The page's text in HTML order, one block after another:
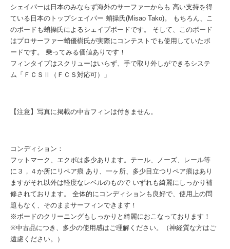
シェイパーは日本のみならず海外のサーファーからも 高い支持を得
ている日本のトップシェイパー 蛸操氏(Misao Tako)。 もちろん、こ
のボードも蛸操氏によるシェイプボードです。 そして、このボード
はプロサーファー蛸優樹氏が実際にコンテストでも使用していたボ
ードです。 乗ってみる価値ありです！
フィンタイプはスクリューはいらず、手で取り外しができるシステ
ム「ＦＣＳⅡ（ＦＣＳ対応可）」
【注意】写真に掲載の中古フィンは付きません。
コンディション：
フットマーク、エクボは多少あります。テール、ノーズ、レール等
に３，４か所にリペア痕 あり、一ヶ所、多少目立つリペア痕はあり
ますがそれ以外は軽度なレベルのもので いずれも綺麗にしっかり補
修されております。 全体的にコンディションも良好で、使用上の問
題もなく、そのままサーフィンできます！
※ボードのクリーニングもしっかりと綺麗におこなっております！
※中古品につき、多少の使用感はご理解ください。（神経質な方はご
遠慮ください。）